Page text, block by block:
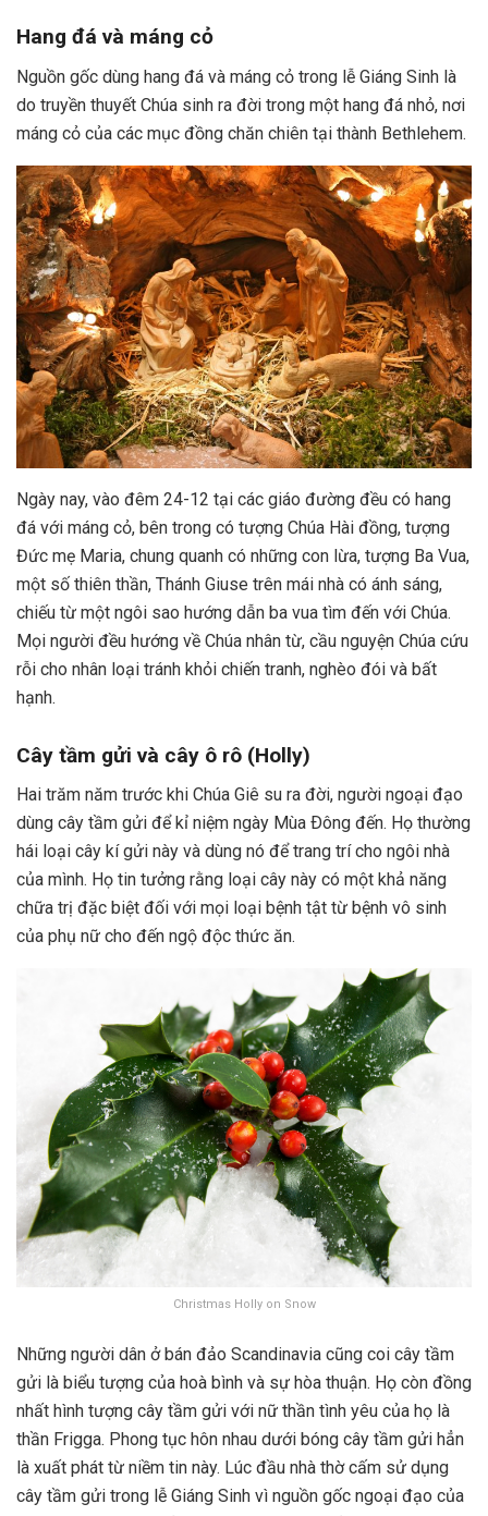
Hang đá và máng cỏ
Nguồn gốc dùng hang đá và máng cỏ trong lễ Giáng Sinh là
do truyền thuyết Chúa sinh ra đời trong một hang đá nhỏ, nơi
máng cỏ của các mục đồng chăn chiên tại thành Bethlehem.
Ngày nay, vào đêm 24-12 tại các giáo đường đều có hang
đá với máng cỏ, bên trong có tượng Chúa Hài đồng, tượng
Đức mẹ Maria, chung quanh có những con lừa, tượng Ba Vua,
một số thiên thần, Thánh Giuse trên mái nhà có ánh sáng,
chiếu từ một ngôi sao hướng dẫn ba vua tìm đến với Chúa.
Mọi người đều hướng về Chúa nhân từ, cầu nguyện Chúa cứu
rỗi cho nhân loại tránh khỏi chiến tranh, nghèo đói và bất
hạnh.
Cây tầm gửi và cây ô rô (Holly)
Hai trăm năm trước khi Chúa Giê su ra đời, người ngoại đạo
dùng cây tầm gửi để kỉ niệm ngày Mùa Ðông đến. Họ thường
hái loại cây kí gửi này và dùng nó để trang trí cho ngôi nhà
của mình. Họ tin tưởng rằng loại cây này có một khả năng
chữa trị đặc biệt đối với mọi loại bệnh tật từ bệnh vô sinh
của phụ nữ cho đến ngộ độc thức ăn.
Christmas Holly on Snow
Những người dân ở bán đảo Scandinavia cũng coi cây tầm
gửi là biểu tượng của hoà bình và sự hòa thuận. Họ còn đồng
nhất hình tượng cây tầm gửi với nữ thần tình yêu của họ là
thần Frigga. Phong tục hôn nhau dưới bóng cây tầm gửi hẳn
là xuất phát từ niềm tin này. Lúc đầu nhà thờ cấm sử dụng
cây tầm gửi trong lễ Giáng Sinh vì nguồn gốc ngoại đạo của